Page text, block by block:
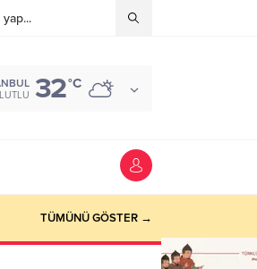
32°C
TÜMÜNÜ GÖSTER →